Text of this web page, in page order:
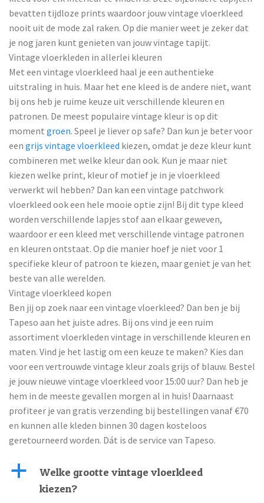
bevatten tijdloze prints waardoor jouw vintage vloerkleed
nooit uit de mode zal raken. Op die manier weet je zeker dat
je nog jaren kunt genieten van jouw vintage tapijt.
Vintage vloerkleden in allerlei kleuren
Met een vintage vloerkleed haal je een authentieke
uitstraling in huis. Maar het ene kleed is de andere niet, want
bij ons heb je ruime keuze uit verschillende kleuren en
patronen. De meest populaire vintage kleur is op dit
moment groen. Speel je liever op safe? Dan kun je beter voor
een grijs vintage vloerkleed kiezen, omdat je deze kleur kunt
combineren met welke kleur dan ook. Kun je maar niet
kiezen welke print, kleur of motief je in je vloerkleed
verwerkt wil hebben? Dan kan een vintage patchwork
vloerkleed ook een hele mooie optie zijn! Bij dit type kleed
worden verschillende lapjes stof aan elkaar geweven,
waardoor er een kleed met verschillende vintage patronen
en kleuren ontstaat. Op die manier hoef je niet voor 1
specifieke kleur of patroon te kiezen, maar geniet je van het
beste van alle werelden.
Vintage vloerkleed kopen
Ben jij op zoek naar een vintage vloerkleed? Dan ben je bij
Tapeso aan het juiste adres. Bij ons vind je een ruim
assortiment vloerkleden vintage in verschillende kleuren en
maten. Vind je het lastig om een keuze te maken? Kies dan
voor een vertrouwde vintage kleur zoals grijs of blauw. Bestel
je jouw nieuwe vintage vloerkleed voor 15:00 uur? Dan heb je
hem in de meeste gevallen morgen al in huis! Daarnaast
profiteer je van gratis verzending bij bestellingen vanaf €70
en kunnen alle kleden binnen 30 dagen kosteloos
geretourneerd worden. Dát is de service van Tapeso.
a
Welke grootte vintage vloerkleed
kiezen?